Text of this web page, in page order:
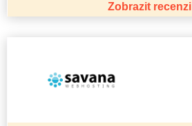
Zobrazit recenzi